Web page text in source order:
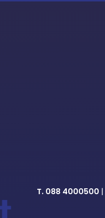
T. 088 4000500 |